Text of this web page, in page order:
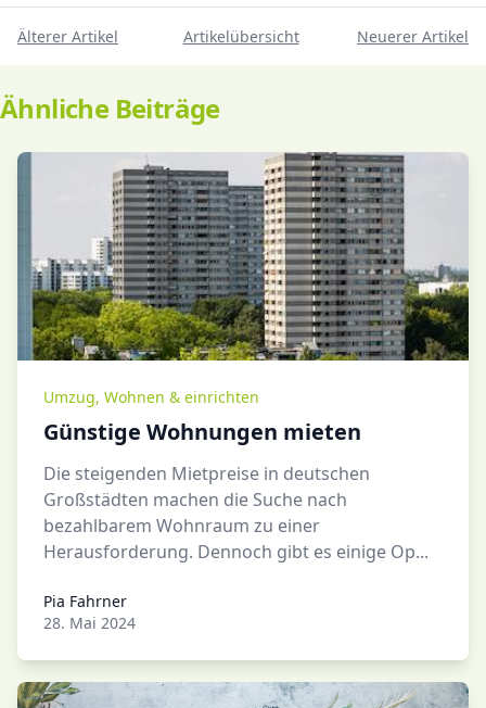
Älterer Artikel Artikelübersicht Neuerer Artikel
Ähnliche Beiträge
Umzug, Wohnen & einrichten
Günstige Wohnungen mieten
Die steigenden Mietpreise in deutschen
Großstädten machen die Suche nach
bezahlbarem Wohnraum zu einer
Herausforderung. Dennoch gibt es einige Op...
Pia Fahrner
Pia Fahrner
28. Mai 2024